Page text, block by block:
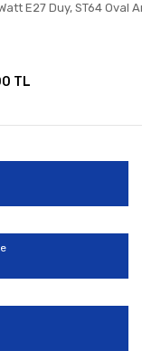
E27 Duy, ST64 Oval
TL